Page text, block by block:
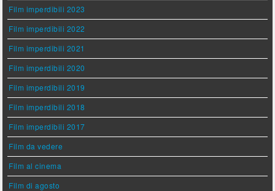
Film imperdibili 2023
Film imperdibili 2022
Film imperdibili 2021
Film imperdibili 2020
Film imperdibili 2019
Film imperdibili 2018
Film imperdibili 2017
Film da vedere
Film al cinema
Film di agosto